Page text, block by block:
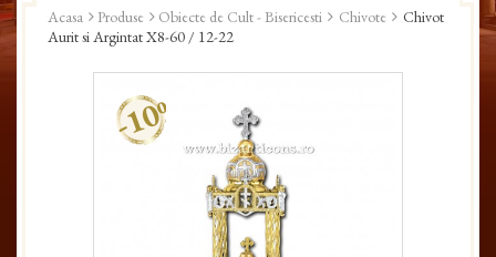
Acasa Produse Obiecte de Cult - Bisericesti Chivote
Chivot
Aurit si Argintat X8-60 / 12-22
-10%